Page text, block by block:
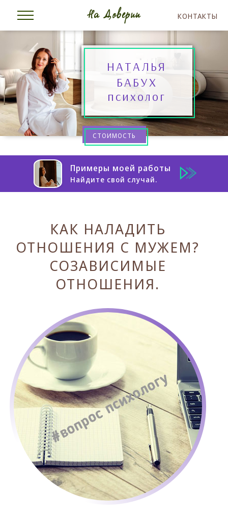
КОНТАКТЫ
НАТАЛЬЯ
БАБУХ
психолог
СТОИМОСТЬ
Примеры моей работы
Найдите свой случай.
КАК НАЛАДИТЬ
ОТНОШЕНИЯ С МУЖЕМ?
СОЗАВИСИМЫЕ
ОТНОШЕНИЯ.